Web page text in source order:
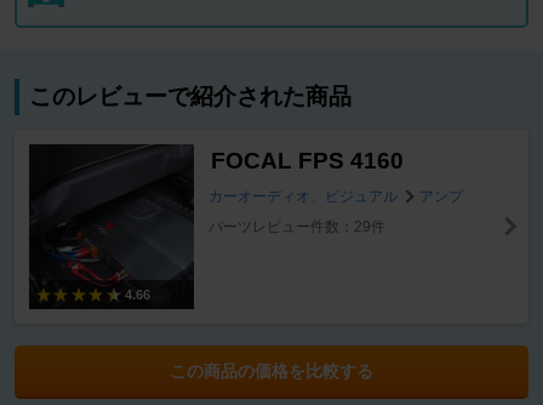
このレビューで紹介された商品
4.66
FOCAL FPS 4160
カーオーディオ、ビジュアル
アンプ
パーツレビュー件数：29件
この商品の価格を比較する